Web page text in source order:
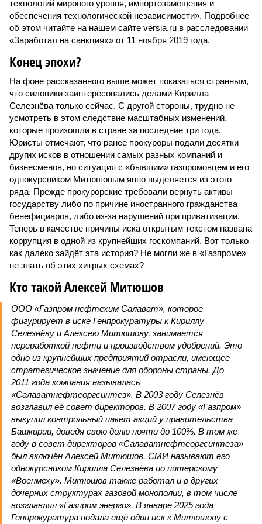
технологий мирового уровня, импортозамещения и
обеспечения технологической независимости». Подробнее
об этом читайте на нашем сайте versia.ru в расследовании
«Заработал на санкциях» от 11 ноября 2019 года.
Конец эпохи?
На фоне рассказанного выше может показаться странным,
что силовики заинтересовались делами Кирилла
Селезнёва только сейчас. С другой стороны, трудно не
усмотреть в этом следствие масштабных изменений,
которые произошли в стране за последние три года.
Юристы отмечают, что ранее прокуроры подали десятки
других исков в отношении самых разных компаний и
бизнесменов, но ситуация с «бывшим» газпромовцем и его
однокурсником Митюшовым явно выделяется из этого
ряда. Прежде прокурорские требовали вернуть активы
государству либо по причине иностранного гражданства
бенефициаров, либо из-за нарушений при приватизации.
Теперь в качестве причины иска открытым текстом названа
коррупция в одной из крупнейших госкомпаний. Вот только
как далеко зайдёт эта история? Не могли же в «Газпроме»
не знать об этих хитрых схемах?
Кто такой Алексей Митюшов
ООО «Газпром нефтехим Салават», которое
фигурирует в иске Генпрокуратуры к Кириллу
Селезнёву и Алексею Митюшову, занимается
переработкой нефти и производством удобрений. Это
одно из крупнейших предприятий отрасли, имеющее
стратегическое значение для обороны страны. До
2011 года компания называлась
«Салаватнефтеоргсинтез». В 2003 году Селезнёв
возглавил её совет директоров. В 2007 году «Газпром»
выкупил контрольный пакет акций у правительства
Башкирии, доведя свою долю почти до 100%. В том же
году в совет директоров «Салаватнефтеоргсинтеза»
был включён Алексей Митюшов. СМИ называют его
однокурсником Кирилла Селезнёва по питерскому
«Военмеху». Митюшов также работал и в других
дочерних структурах газовой монополии, в том числе
возглавлял «Газпром энерго». В январе 2025 года
Генпрокуратура подала ещё один иск к Митюшову с